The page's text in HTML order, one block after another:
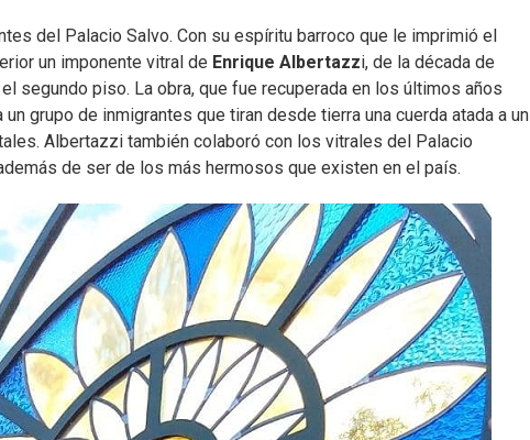
del Palacio Salvo. Con su espíritu barroco que le imprimió el
un imponente vitral de Enrique Albertazzi, de la década de
segundo piso. La obra, que fue recuperada en los últimos años
grupo de inmigrantes que tiran desde tierra una cuerda atada a un
Albertazzi también colaboró con los vitrales del Palacio
de ser de los más hermosos que existen en el país.